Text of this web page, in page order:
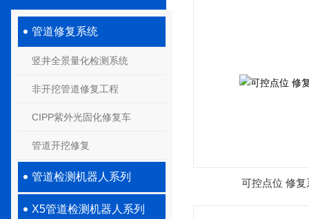
管道修复系统
竖井全景量化检测系统
非开挖管道修复工程
CIPP紫外光固化修复车
管道开挖修复
管道检测机器人系列
X5管道检测机器人系列
可控点位 修复